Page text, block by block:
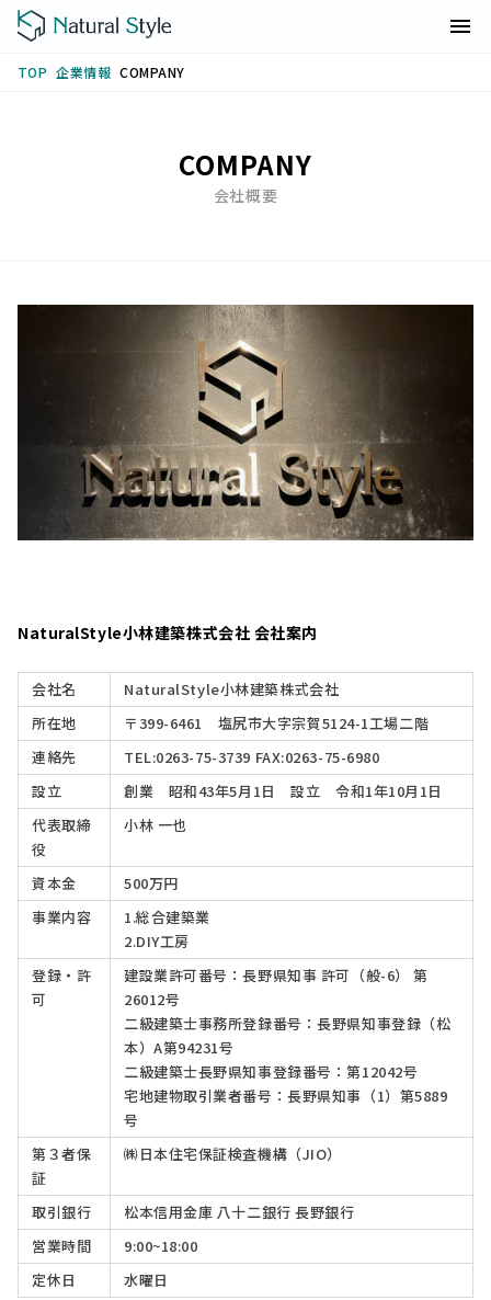
TOP 企業情報 COMPANY
COMPANY
会社概要
NaturalStyle小林建築株式会社 会社案内
会社名
NaturalStyle小林建築株式会社
所在地
〒399-6461 塩尻市大字宗賀5124-1工場二階
連絡先
TEL:0263-75-3739 FAX:0263-75-6980
設立
創業 昭和43年5月1日 設立 令和1年10月1日
代表取締
役
小林 一也
資本金
500万円
事業内容
1.総合建築業
2.DIY工房
登録・許
可
建設業許可番号：長野県知事 許可（般-6） 第
26012号
二級建築士事務所登録番号：長野県知事登録（松
本）A第94231号
二級建築士長野県知事登録番号：第12042号
宅地建物取引業者番号：長野県知事（1）第5889
号
第３者保
証
㈱日本住宅保証検査機構（JIO）
取引銀行
松本信用金庫 八十二銀行 長野銀行
営業時間
9:00~18:00
定休日
水曜日